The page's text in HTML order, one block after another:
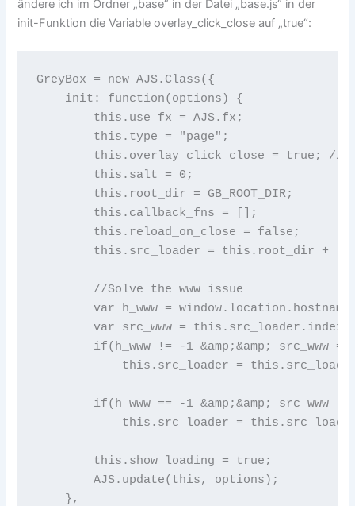
ändere ich im Ordner „base“ in der Datei „base.js“ in der
init-Funktion die Variable overlay_click_close auf „true“:
GreyBox = new AJS.Class({
init: function(options) {
this.use_fx = AJS.fx;
this.type = "page";
this.overlay_click_close = true; //
this.salt = 0;
this.root_dir = GB_ROOT_DIR;
this.callback_fns = [];
this.reload_on_close = false;
this.src_loader = this.root_dir +
//Solve the www issue
var h_www =
var src_www =
if(h_www != -1 &amp;&amp; src_www
this.src_loader =
if(h_www == -1 &amp;&amp; src_www
this.src_loader =
this.show_loading = true;
AJS.update(this, options);
},